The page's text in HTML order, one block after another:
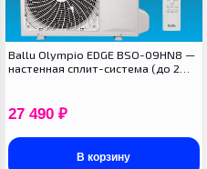
Ballu Olympio EDGE BSO-09HN8 —
настенная сплит-система (до 2…
27 490 ₽
В корзину